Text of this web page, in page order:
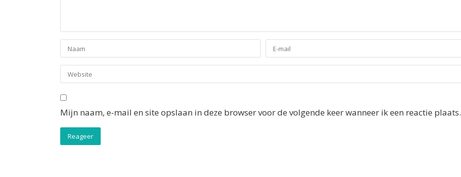
Mijn naam, e-mail en site opslaan in deze browser voor de volgende keer wanneer ik een reactie plaats.